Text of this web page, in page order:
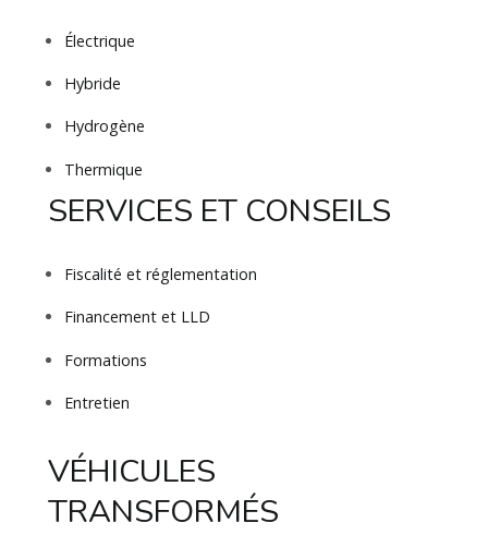
Électrique
Hybride
Hydrogène
Thermique
SERVICES ET CONSEILS
Fiscalité et réglementation
Financement et LLD
Formations
Entretien
VÉHICULES
TRANSFORMÉS